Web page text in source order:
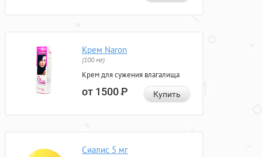
Крем Naron
(100 мг)
Крем для сужения влагалища
от 1500Р Купить
Сиалис 5 мг